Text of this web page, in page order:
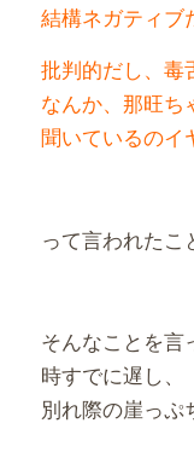
結構ネガティブ
批判的だし、毒
なんか、那旺ち
聞いているのイ
って言われたこ
そんなことを言
時すでに遅し、
別れ際の崖っぷ